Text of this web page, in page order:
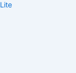
Lite